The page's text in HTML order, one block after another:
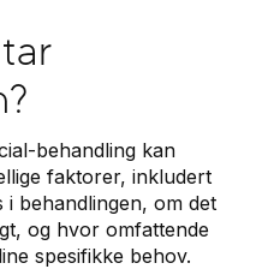
behandling kan
faktorer, inkludert
behandlingen, om det
og hvor omfattende
spesifikke behov.